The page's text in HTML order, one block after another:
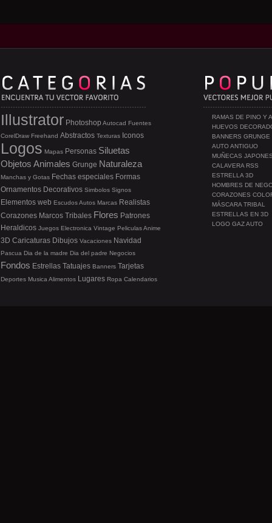
RAMAS DE PINO Y
HUEVOS
BANNERS GRUNGE
AUTO ANTIGUO
MUÑECAS
CALAVERA RSS
ESTRELLA 3D
HOMBRES DE
CORAZONES
MÁSCARA TRIBAL
ESTRELLAS EN 3D
LOGO GAZ AUTO
Illustrator Photoshop Autocad Fuentes
CorelDraw Freehand Abstractos Texturas Iconos
Logos Mapas Personas Siluetas
Objetos Animales Grunge Naturaleza
Manchas y Gotas Fechas especiales Formas
Ornamentos Decorativos Simbolos Signos
Elementos web EscudosAutos Marcas Realistas
Corazones Marcos Tribales Flores Patrones
Heraldicos Juegos Electronica Vintage PeliculasAnime
3D Caricaturas Dibujos Vacaciones Navidad
Pascua Dia de la madre Dia del padre Negocios
Fondos Estrellas Tatuajes Banners Tarjetas
Deportes Musica Alimentos Lugares Ropa Calendarios